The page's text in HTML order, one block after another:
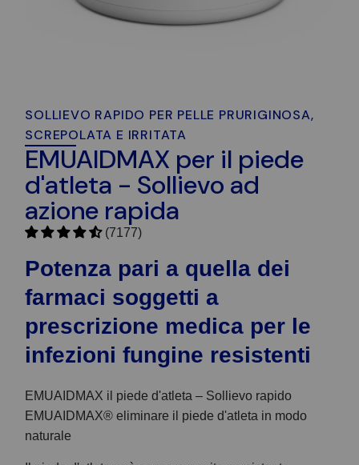
SOLLIEVO RAPIDO PER PELLE PRURIGINOSA,
SCREPOLATA E IRRITATA
EMUAIDMAX per il piede
d'atleta - Sollievo ad
azione rapida
(7177)
Potenza pari a quella dei
farmaci soggetti a
prescrizione medica per le
infezioni fungine resistenti
EMUAIDMAX il piede d'atleta – Sollievo rapido
EMUAIDMAX® eliminare il piede d'atleta in modo
naturale